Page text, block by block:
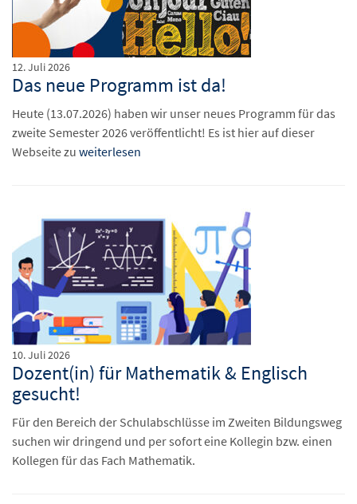
12. Juli 2026
Das neue Programm ist da!
Heute (13.07.2026) haben wir unser neues Programm für das
zweite Semester 2026 veröffentlicht! Es ist hier auf dieser
Webseite zu weiterlesen
10. Juli 2026
Dozent(in) für Mathematik & Englisch
gesucht!
Für den Bereich der Schulabschlüsse im Zweiten Bildungsweg
suchen wir dringend und per sofort eine Kollegin bzw. einen
Kollegen für das Fach Mathematik.